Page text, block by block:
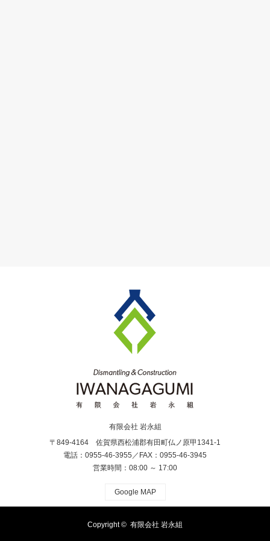
有限会社 岩永組
〒849-4164 佐賀県西松浦郡有田町仏ノ原甲1341-1
電話：0955-46-3955／FAX：0955-46-3945
営業時間：08:00 ～ 17:00
Google MAP
Copyright © 有限会社 岩永組